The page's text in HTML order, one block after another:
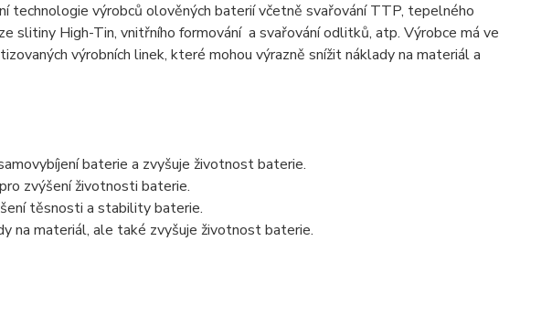
technologie výrobců olověných baterií včetně svařování TTP, tepelného
slitiny High-Tin, vnitřního formování a svařování odlitků, atp. Výrobce má ve
výrobních linek, které mohou výrazně snížit náklady na materiál a
baterie a zvyšuje životnost baterie.
zvýšení životnosti baterie.
těsnosti a stability baterie.
na materiál, ale také zvyšuje životnost baterie.